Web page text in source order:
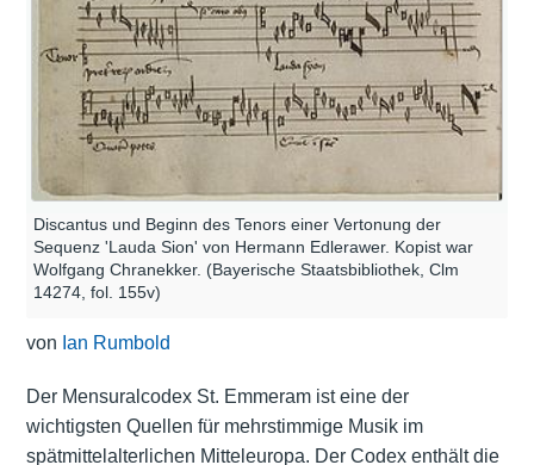
Discantus und Beginn des Tenors einer Vertonung der
Sequenz 'Lauda Sion' von Hermann Edlerawer. Kopist war
Wolfgang Chranekker. (Bayerische Staatsbibliothek, Clm
14274, fol. 155v)
von Ian Rumbold
Der Mensuralcodex St. Emmeram ist eine der
wichtigsten Quellen für mehrstimmige Musik im
spätmittelalterlichen Mitteleuropa. Der Codex enthält die